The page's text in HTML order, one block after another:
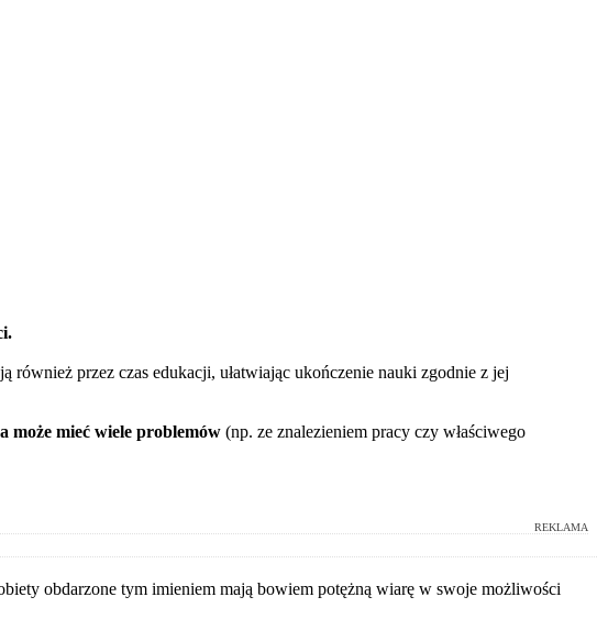
przez czas edukacji, ułatwiając ukończenie nauki zgodnie z jej
może mieć wiele problemów (np. ze znalezieniem pracy czy właściwego
REKLAMA
obdarzone tym imieniem mają bowiem potężną wiarę w swoje możliwości